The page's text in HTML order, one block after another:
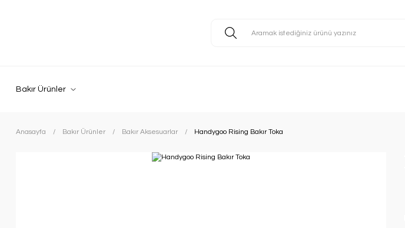
Bakır Ürünler
Anasayfa Bakır Ürünler Bakır Aksesuarlar Handygoo Rising Bakır Toka